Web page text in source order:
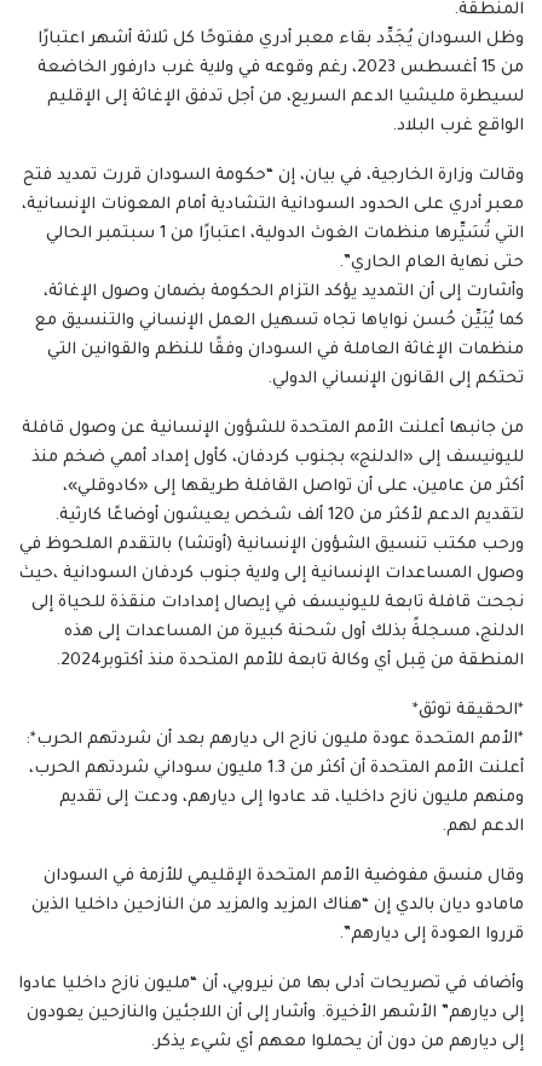
المنطقة.
وظل السودان يُجَدِّد بقاء معبر أدري مفتوحًا كل ثلاثة أشهر اعتبارًا
من 15 أغسطس 2023، رغم وقوعه في ولاية غرب دارفور الخاضعة
لسيطرة مليشيا الدعم السريع، من أجل تدفق الإغاثة إلى الإقليم
الواقع غرب البلاد.
وقالت وزارة الخارجية، في بيان، إن “حكومة السودان قررت تمديد فتح
معبر أدري على الحدود السودانية التشادية أمام المعونات الإنسانية،
التي تُسَيِّرها منظمات الغوث الدولية، اعتبارًا من 1 سبتمبر الحالي
حتى نهاية العام الحاري”.
وأشارت إلى أن التمديد يؤكد التزام الحكومة بضمان وصول الإغاثة،
كما يُبَيِّن حُسن نواياها تجاه تسهيل العمل الإنساني والتنسيق مع
منظمات الإغاثة العاملة في السودان وفقًا للنظم والقوانين التي
تحتكم إلى القانون الإنساني الدولي.
من جانبها أعلنت الأمم المتحدة للشؤون الإنسانية عن وصول قافلة
لليونيسف إلى «الدلنج» بجنوب كردفان، كأول إمداد أممي ضخم منذ
أكثر من عامين، على أن تواصل القافلة طريقها إلى «كادوقلي»،
لتقديم الدعم لأكثر من 120 ألف شخص يعيشون أوضاعًا كارثية.
ورحب مكتب تنسيق الشؤون الإنسانية (أوتشا) بالتقدم الملحوظ في
وصول المساعدات الإنسانية إلى ولاية جنوب كردفان السودانية ،حيث
نجحت قافلة تابعة لليونيسف في إيصال إمدادات منقذة للحياة إلى
الدلنج، مسجلةً بذلك أول شحنة كبيرة من المساعدات إلى هذه
المنطقة من قِبل أي وكالة تابعة للأمم المتحدة منذ أكتوبر2024.
*الحقيقة توثق*
*الأمم المتحدة عودة مليون نازح الى ديارهم بعد أن شردتهم الحرب*:
أعلنت الأمم المتحدة أن أكثر من 1.3 مليون سوداني شردتهم الحرب،
ومنهم مليون نازح داخليا، قد عادوا إلى ديارهم، ودعت إلى تقديم
الدعم لهم.
وقال منسق مفوضية الأمم المتحدة الإقليمي للأزمة في السودان
مامادو ديان بالدي إن “هناك المزيد والمزيد من النازحين داخليا الذين
قرروا العودة إلى ديارهم”.
وأضاف في تصريحات أدلى بها من نيروبي، أن “مليون نازح داخليا عادوا
إلى ديارهم” الأشهر الأخيرة. وأشار إلى أن اللاجئين والنازحين يعودون
إلى ديارهم من دون أن يحملوا معهم أي شيء يذكر.